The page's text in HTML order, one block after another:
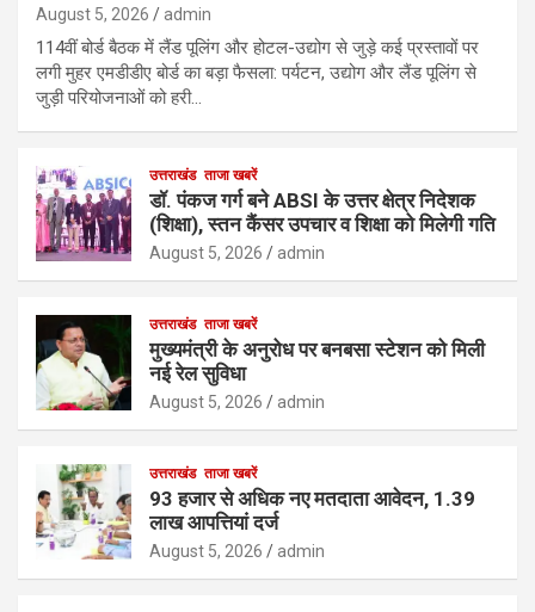
August 5, 2026 admin
114वीं बोर्ड बैठक में लैंड पूलिंग और होटल-उद्योग से जुड़े कई प्रस्तावों पर
लगी मुहर एमडीडीए बोर्ड का बड़ा फैसला: पर्यटन, उद्योग और लैंड पूलिंग से
जुड़ी परियोजनाओं को हरी…
उत्तराखंड ताजा खबरें
डॉ. पंकज गर्ग बने ABSI के उत्तर क्षेत्र निदेशक
(शिक्षा), स्तन कैंसर उपचार व शिक्षा को मिलेगी गति
August 5, 2026 admin
उत्तराखंड ताजा खबरें
मुख्यमंत्री के अनुरोध पर बनबसा स्टेशन को मिली
नई रेल सुविधा
August 5, 2026 admin
उत्तराखंड ताजा खबरें
93 हजार से अधिक नए मतदाता आवेदन, 1.39
लाख आपत्तियां दर्ज
August 5, 2026 admin